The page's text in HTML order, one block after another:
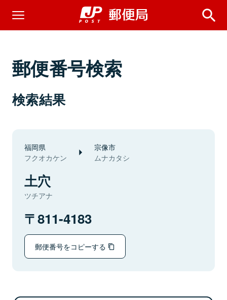
郵便番号検索
検索結果
福岡県
フクオカケン
宗像市
ムナカタシ
土穴
ツチアナ
811-4183
郵便番号をコピーする